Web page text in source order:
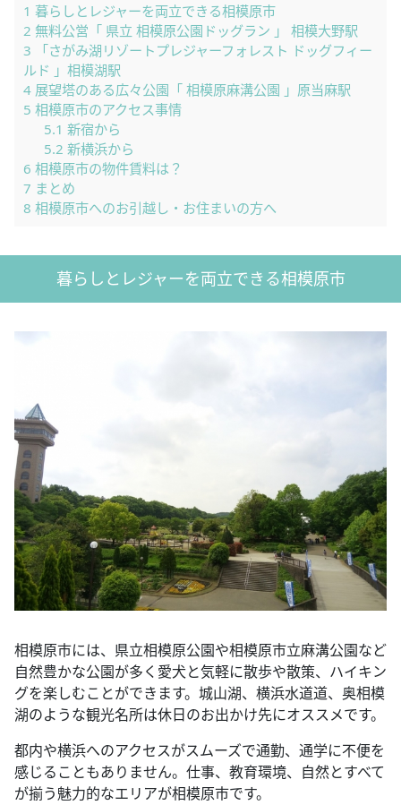
1 暮らしとレジャーを両立できる相模原市
2 無料公営「 県立 相模原公園ドッグラン 」 相模大野駅
3 「さがみ湖リゾートプレジャーフォレスト ドッグフィー
ルド 」相模湖駅
4 展望塔のある広々公園「 相模原麻溝公園 」原当麻駅
5 相模原市のアクセス事情
5.1 新宿から
5.2 新横浜から
6 相模原市の物件賃料は？
7 まとめ
8 相模原市へのお引越し・お住まいの方へ
暮らしとレジャーを両立できる相模原市
相模原市には、県立相模原公園や相模原市立麻溝公園など
自然豊かな公園が多く愛犬と気軽に散歩や散策、ハイキン
グを楽しむことができます。城山湖、横浜水道道、奥相模
湖のような観光名所は休日のお出かけ先にオススメです。
都内や横浜へのアクセスがスムーズで通勤、通学に不便を
感じることもありません。仕事、教育環境、自然とすべて
が揃う魅力的なエリアが相模原市です。